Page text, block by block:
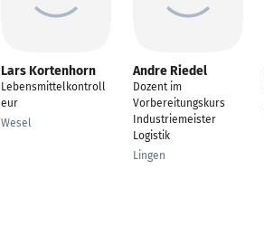
Lars Kortenhorn
Lebensmittelkontroll
eur
Wesel
Andre Riedel
Dozent im
Vorbereitungskurs
Industriemeister
Logistik
Lingen